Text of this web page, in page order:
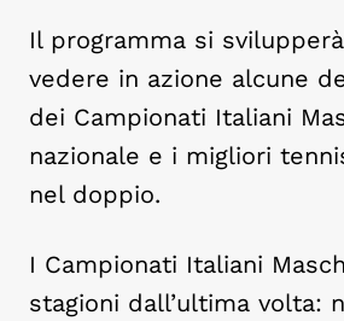
Il programma si
vedere in azione alcune
dei Campionati Italiani
nazionale e i migliori
nel doppio.
I Campionati Italiani
stagioni dall’ultima volta: